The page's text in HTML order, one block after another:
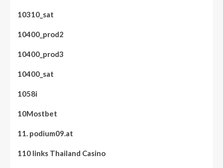
10310_sat
10400_prod2
10400_prod3
10400_sat
1058i
10Mostbet
11. podium09.at
110 links Thailand Casino